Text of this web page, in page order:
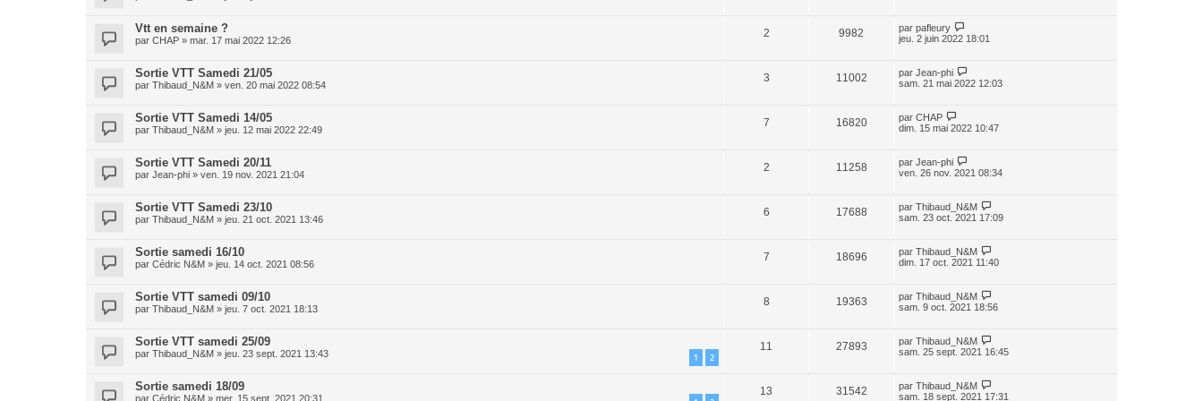
Vtt en semaine ?
par CHAP » mar. 17 mai 2022 12:26
2 9982 par pafleury
jeu. 2 juin 2022 18:01
Sortie VTT Samedi 21/05
par Thibaud_N&M » ven. 20 mai 2022 08:54
3 11002 par Jean-phi
sam. 21 mai 2022 12:03
Sortie VTT Samedi 14/05
par Thibaud_N&M » jeu. 12 mai 2022 22:49
7 16820 par CHAP
dim. 15 mai 2022 10:47
Sortie VTT Samedi 20/11
par Jean-phi » ven. 19 nov. 2021 21:04
2 11258 par Jean-phi
ven. 26 nov. 2021 08:34
Sortie VTT Samedi 23/10
par Thibaud_N&M » jeu. 21 oct. 2021 13:46
6 17688 par Thibaud_N&M
sam. 23 oct. 2021 17:09
Sortie samedi 16/10
par Cédric N&M » jeu. 14 oct. 2021 08:56
7 18696 par Thibaud_N&M
dim. 17 oct. 2021 11:40
Sortie VTT samedi 09/10
par Thibaud_N&M » jeu. 7 oct. 2021 18:13
8 19363 par Thibaud_N&M
sam. 9 oct. 2021 18:56
Sortie VTT samedi 25/09
par Thibaud_N&M » jeu. 23 sept. 2021 13:43 1 2
11 27893 par Thibaud_N&M
sam. 25 sept. 2021 16:45
Sortie samedi 18/09
par Cédric N&M » mer. 15 sept. 2021 20:31
13 31542 par Thibaud_N&M
sam. 18 sept. 2021 17:31